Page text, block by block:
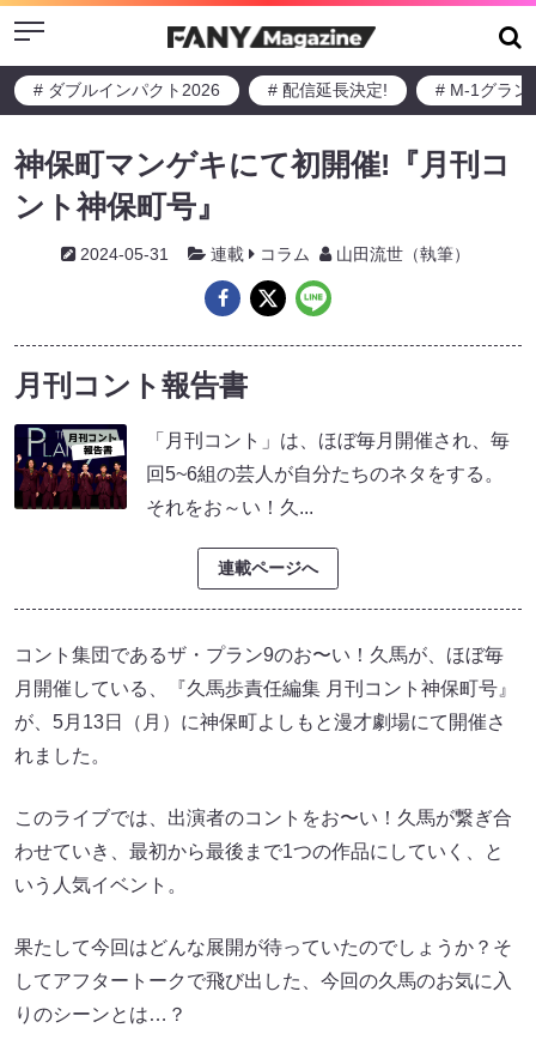
Menu
# ダブルインパクト2026 # 配信延長決定! # M-1グラン
神保町マンゲキにて初開催!『月刊コ
ント神保町号』
2024-05-31 連載 コラム 山田流世（執筆）
月刊コント報告書
「月刊コント」は、ほぼ毎月開催され、毎
回5~6組の芸人が自分たちのネタをする。
それをお～い！久...
連載ページへ
コント集団であるザ・プラン9のお〜い！久馬が、ほぼ毎
月開催している、『久馬歩責任編集 月刊コント神保町号』
が、5月13日（月）に神保町よしもと漫才劇場にて開催さ
れました。
このライブでは、出演者のコントをお〜い！久馬が繋ぎ合
わせていき、最初から最後まで1つの作品にしていく、と
いう人気イベント。
果たして今回はどんな展開が待っていたのでしょうか？そ
してアフタートークで飛び出した、今回の久馬のお気に入
りのシーンとは…？